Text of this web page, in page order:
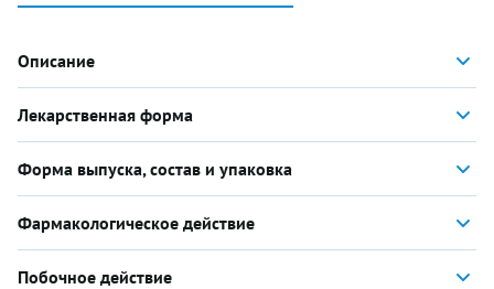
Описание
Лекарственная форма
Форма выпуска, состав и упаковка
Фармакологическое действие
Побочное действие